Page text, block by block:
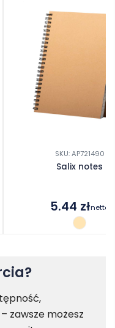
SKU: AP721490
Salix notes
5.44 złnetto
zawsze możesz